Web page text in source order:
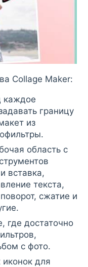
Collage Maker:
каждое
границу
из
область с
вставка,
текста,
сжатие и
где достаточно
с фото.
для